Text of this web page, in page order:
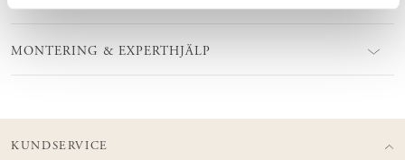
MONTERING & EXPERTHJÄLP
KUNDSERVICE